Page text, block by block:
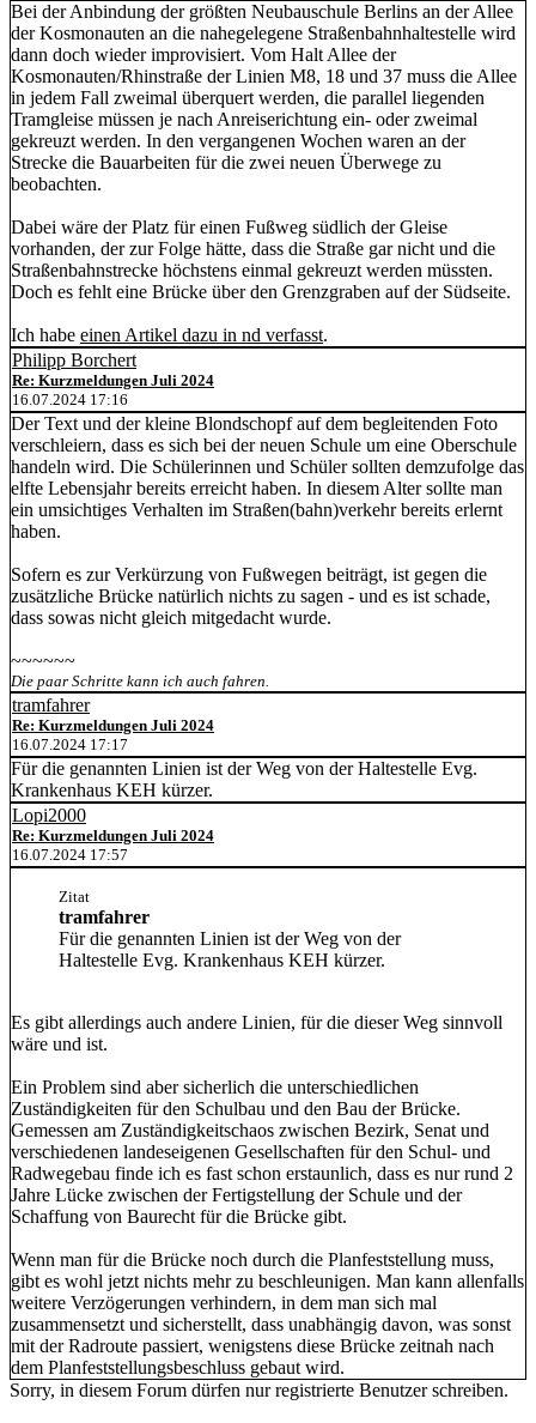
Bei der Anbindung der größten Neubauschule Berlins an der Allee
der Kosmonauten an die nahegelegene Straßenbahnhaltestelle wird
dann doch wieder improvisiert. Vom Halt Allee der
Kosmonauten/Rhinstraße der Linien M8, 18 und 37 muss die Allee
in jedem Fall zweimal überquert werden, die parallel liegenden
Tramgleise müssen je nach Anreiserichtung ein- oder zweimal
gekreuzt werden. In den vergangenen Wochen waren an der
Strecke die Bauarbeiten für die zwei neuen Überwege zu
beobachten.
Dabei wäre der Platz für einen Fußweg südlich der Gleise
vorhanden, der zur Folge hätte, dass die Straße gar nicht und die
Straßenbahnstrecke höchstens einmal gekreuzt werden müssten.
Doch es fehlt eine Brücke über den Grenzgraben auf der Südseite.
Ich habe einen Artikel dazu in nd verfasst.
Philipp Borchert
Re: Kurzmeldungen Juli 2024
16.07.2024 17:16
Der Text und der kleine Blondschopf auf dem begleitenden Foto
verschleiern, dass es sich bei der neuen Schule um eine Oberschule
handeln wird. Die Schülerinnen und Schüler sollten demzufolge das
elfte Lebensjahr bereits erreicht haben. In diesem Alter sollte man
ein umsichtiges Verhalten im Straßen(bahn)verkehr bereits erlernt
haben.
Sofern es zur Verkürzung von Fußwegen beiträgt, ist gegen die
zusätzliche Brücke natürlich nichts zu sagen - und es ist schade,
dass sowas nicht gleich mitgedacht wurde.
~~~~~~
Die paar Schritte kann ich auch fahren.
tramfahrer
Re: Kurzmeldungen Juli 2024
16.07.2024 17:17
Für die genannten Linien ist der Weg von der Haltestelle Evg.
Krankenhaus KEH kürzer.
Lopi2000
Re: Kurzmeldungen Juli 2024
16.07.2024 17:57
Zitat
tramfahrer
Für die genannten Linien ist der Weg von der
Haltestelle Evg. Krankenhaus KEH kürzer.
Es gibt allerdings auch andere Linien, für die dieser Weg sinnvoll
wäre und ist.
Ein Problem sind aber sicherlich die unterschiedlichen
Zuständigkeiten für den Schulbau und den Bau der Brücke.
Gemessen am Zuständigkeitschaos zwischen Bezirk, Senat und
verschiedenen landeseigenen Gesellschaften für den Schul- und
Radwegebau finde ich es fast schon erstaunlich, dass es nur rund 2
Jahre Lücke zwischen der Fertigstellung der Schule und der
Schaffung von Baurecht für die Brücke gibt.
Wenn man für die Brücke noch durch die Planfeststellung muss,
gibt es wohl jetzt nichts mehr zu beschleunigen. Man kann allenfalls
weitere Verzögerungen verhindern, in dem man sich mal
zusammensetzt und sicherstellt, dass unabhängig davon, was sonst
mit der Radroute passiert, wenigstens diese Brücke zeitnah nach
dem Planfeststellungsbeschluss gebaut wird.
Sorry, in diesem Forum dürfen nur registrierte Benutzer schreiben.